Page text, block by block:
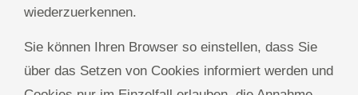
wiederzuerkennen.
Sie können Ihren Browser so einstellen, dass Sie
über das Setzen von Cookies informiert werden und